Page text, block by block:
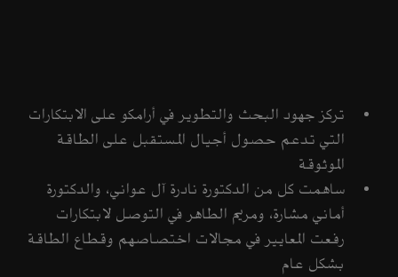
تركز جهود البحث والتطوير في أرامكو على الابتكارات
التي تدعم حصول أجيال المستقبل على الطاقة
الموثوقة
ساهمت كل من الدكتورة نادرة آل عواني، والدكتورة
أماني مشارة، ومريم الطاهر في التوصل لابتكارات
رفعت المعايير في مجالات اختصاصهم وقطاع الطاقة
بشكل عام